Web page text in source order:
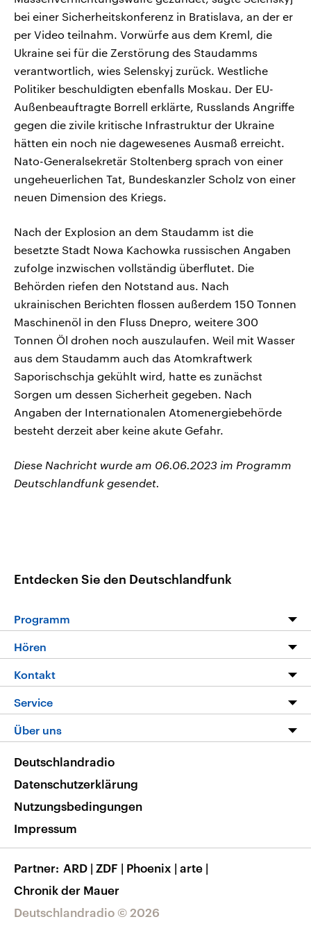
bei einer Sicherheitskonferenz in Bratislava, an der er
per Video teilnahm. Vorwürfe aus dem Kreml, die
Ukraine sei für die Zerstörung des Staudamms
verantwortlich, wies Selenskyj zurück. Westliche
Politiker beschuldigten ebenfalls Moskau. Der EU-
Außenbeauftragte Borrell erklärte, Russlands Angriffe
gegen die zivile kritische Infrastruktur der Ukraine
hätten ein noch nie dagewesenes Ausmaß erreicht.
Nato-Generalsekretär Stoltenberg sprach von einer
ungeheuerlichen Tat, Bundeskanzler Scholz von einer
neuen Dimension des Kriegs.
Nach der Explosion an dem Staudamm ist die
besetzte Stadt Nowa Kachowka russischen Angaben
zufolge inzwischen vollständig überflutet. Die
Behörden riefen den Notstand aus. Nach
ukrainischen Berichten flossen außerdem 150 Tonnen
Maschinenöl in den Fluss Dnepro, weitere 300
Tonnen Öl drohen noch auszulaufen. Weil mit Wasser
aus dem Staudamm auch das Atomkraftwerk
Saporischschja gekühlt wird, hatte es zunächst
Sorgen um dessen Sicherheit gegeben. Nach
Angaben der Internationalen Atomenergiebehörde
besteht derzeit aber keine akute Gefahr.
Diese Nachricht wurde am 06.06.2023 im Programm
Deutschlandfunk gesendet.
Entdecken Sie den Deutschlandfunk
Programm
Programm
Die Nachrichten
Nachrichtenleicht
Neue Beiträge auf dlf.de
Hören
Livestream
Podcasts
Deutschlandfunk App
Nachrichten App
Frequenzen
Kontakt
Hörerservice
Service
FAQ
Veranstaltungen
Musikliste
RSS
Über uns
Barrierefreiheit
Deutschlandradio © 2026
Deutschlandradio
Datenschutzerklärung
Nutzungsbedingungen
Impressum
Partner ARD | ZDF | Phoenix | arte |
Chronik der Mauer